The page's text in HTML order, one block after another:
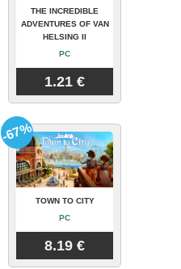
THE INCREDIBLE
ADVENTURES OF VAN
HELSING II
PC
1.21 €
TOWN TO CITY
PC
8.19 €
-67%